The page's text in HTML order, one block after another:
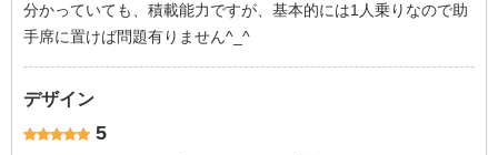
分かっていても、積載能力ですが、基本的には1人乗りなので助
手席に置けば問題有りません^_^
デザイン
5